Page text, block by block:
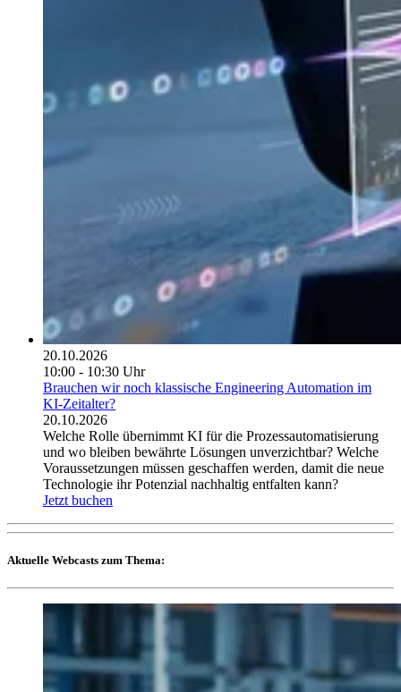
20.10.2026
10:00 - 10:30 Uhr
Brauchen wir noch klassische Engineering Automation im
KI-Zeitalter?
20.10.2026
Welche Rolle übernimmt KI für die Prozessautomatisierung
und wo bleiben bewährte Lösungen unverzichtbar? Welche
Voraussetzungen müssen geschaffen werden, damit die neue
Technologie ihr Potenzial nachhaltig entfalten kann?
Jetzt buchen
Aktuelle Webcasts zum Thema: